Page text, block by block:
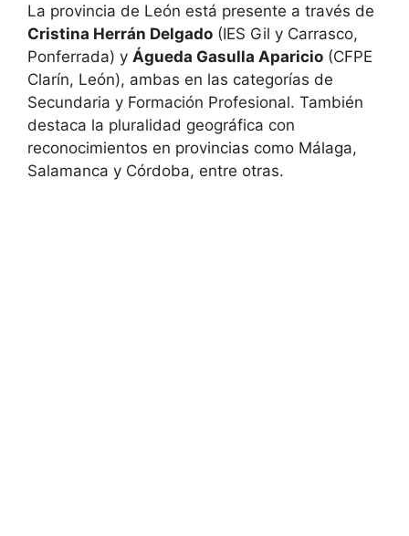
La provincia de León está presente a través de
Cristina Herrán Delgado (IES Gil y Carrasco,
Ponferrada) y Águeda Gasulla Aparicio (CFPE
Clarín, León), ambas en las categorías de
Secundaria y Formación Profesional. También
destaca la pluralidad geográfica con
reconocimientos en provincias como Málaga,
Salamanca y Córdoba, entre otras.